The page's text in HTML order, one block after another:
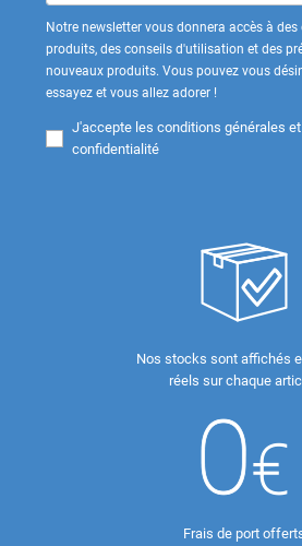
Notre newsletter vous donnera accès à
produits, des conseils d'utilisation et des
nouveaux produits. Vous pouvez vous
essayez et vous allez adorer !
J'accepte les conditions générales
confidentialité
Nos stocks sont affichés
réels sur chaque
Frais de port